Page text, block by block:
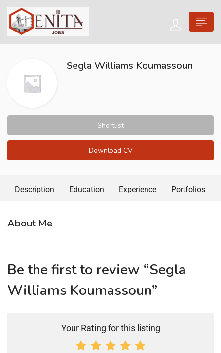
Segla Williams Koumassoun
Shortlist
Download CV
Description Education Experience Portfolios
About Me
Be the first to review “Segla
Williams Koumassoun”
Your Rating for this listing